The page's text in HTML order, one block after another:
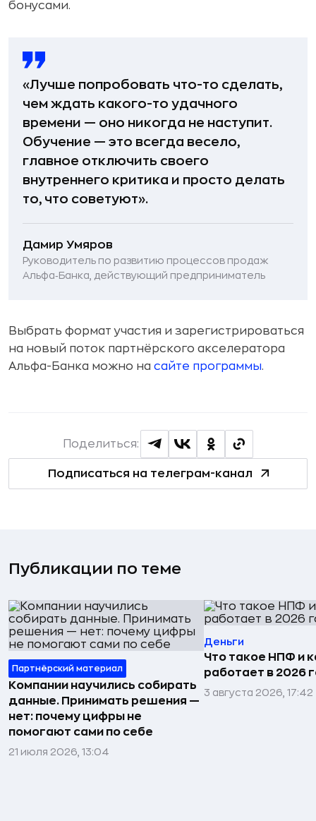
бонусами.
«Лучше попробовать что-то сделать,
чем ждать какого-то удачного
времени — оно никогда не наступит.
Обучение — это всегда весело,
главное отключить своего
внутреннего критика и просто делать
то, что советуют».
Дамир Умяров
Руководитель по развитию процессов продаж
Альфа‑Банка, действующий предприниматель
Выбрать формат участия и зарегистрироваться
на новый поток партнёрского акселератора
Альфа-Банка можно на сайте программы.
Поделиться:
Подписаться на телеграм-канал
Публикации по теме
Партнёрский материал
Компании научились собирать
данные. Принимать решения —
нет: почему цифры не
помогают сами по себе
21 июля 2026, 13:04
Деньги
Что такое НПФ и
работает в 2026
3 августа 2026, 17:42